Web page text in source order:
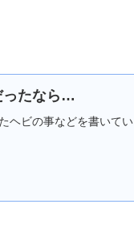
ったなら…
ヘビの事などを書いてい